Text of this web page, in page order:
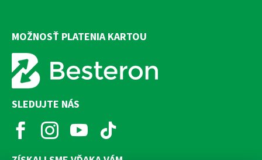
MOŽNOSŤ PLATENIA KARTOU
SLEDUJTE NÁS